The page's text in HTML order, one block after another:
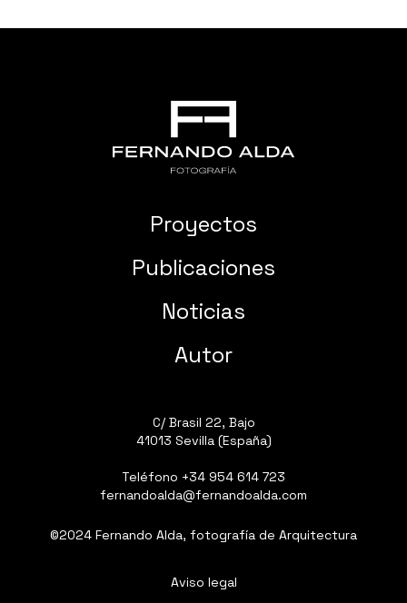
Proyectos
Publicaciones
Noticias
Autor
C/ Brasil 22, Bajo
41013 Sevilla (España)
Teléfono +34 954 614 723
fernandoalda@fernandoalda.com
©2024 Fernando Alda, fotografía de Arquitectura
Aviso legal